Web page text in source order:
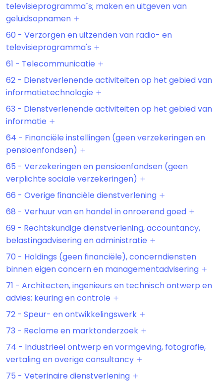
televisieprogramma´s; maken en uitgeven van
geluidsopnamen
60 - Verzorgen en uitzenden van radio- en
televisieprogramma's
61 - Telecommunicatie
62 - Dienstverlenende activiteiten op het gebied van
informatietechnologie
63 - Dienstverlenende activiteiten op het gebied van
informatie
64 - Financiële instellingen (geen verzekeringen en
pensioenfondsen)
65 - Verzekeringen en pensioenfondsen (geen
verplichte sociale verzekeringen)
66 - Overige financiële dienstverlening
68 - Verhuur van en handel in onroerend goed
69 - Rechtskundige dienstverlening, accountancy,
belastingadvisering en administratie
70 - Holdings (geen financiële), concerndiensten
binnen eigen concern en managementadvisering
71 - Architecten, ingenieurs en technisch ontwerp en
advies; keuring en controle
72 - Speur- en ontwikkelingswerk
73 - Reclame en marktonderzoek
74 - Industrieel ontwerp en vormgeving, fotografie,
vertaling en overige consultancy
75 - Veterinaire dienstverlening